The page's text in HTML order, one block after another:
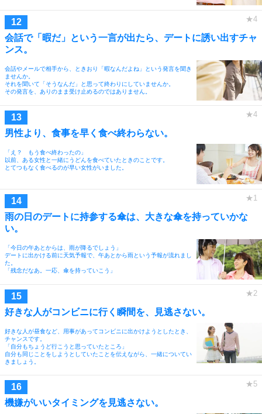
会話で「暇だ」という一言が出たら、デートに誘い出すチャ
ンス。
会話やメールで相手から、ときおり「暇なんだよね」という発言を聞き
ませんか。
それを聞いて「そうなんだ」と思って終わりにしていませんか。
その発言を、ありのまま受け止めるのではありません。
男性より、食事を早く食べ終わらない。
「え？ もう食べ終わったの」
以前、ある女性と一緒にうどんを食べていたときのことです。
とてつもなく食べるのが早い女性がいました。
雨の日のデートに持参する傘は、大きな傘を持っていかな
い。
「今日の午あとからは、雨が降るでしょう」
デートに出かける前に天気予報で、午あとから雨という予報が流れまし
た。
「残念だなあ。一応、傘を持っていこう」
好きな人がコンビニに行く瞬間を、見逃さない。
好きな人が昼食など、用事があってコンビニに出かけようとしたとき、
チャンスです。
「自分もちょうど行こうと思っていたところ」
自分も同じことをしようとしていたことを伝えながら、一緒についてい
きましょう。
機嫌がいいタイミングを見逃さない。